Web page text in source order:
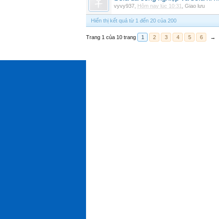
vyvy937 Hôm nay lúc 10:31 Giao lưu
Hiển thị kết quả từ 1 đến 20 của 200
Trang 1 của 10 trang 1 2 3 4 5 6 →